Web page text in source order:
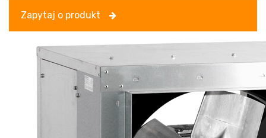
Zapytaj o produkt